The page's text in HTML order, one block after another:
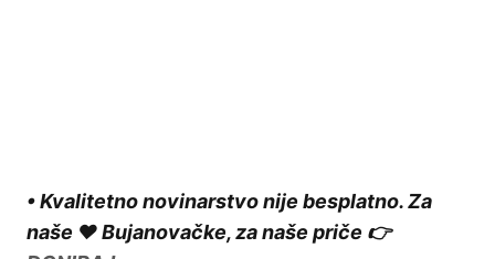
• Kvalitetno novinarstvo nije besplatno. Za
naše ❤️ Bujanovačke, za naše priče 👉